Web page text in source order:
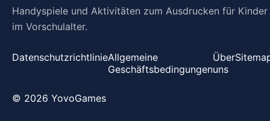
Handyspiele und Aktivitäten zum Ausdrucken für Kinder
im Vorschulalter.
DatenschutzrichtlinieAllgemeine
Geschäftsbedingungen
Über
uns
© 2026 YovoGames